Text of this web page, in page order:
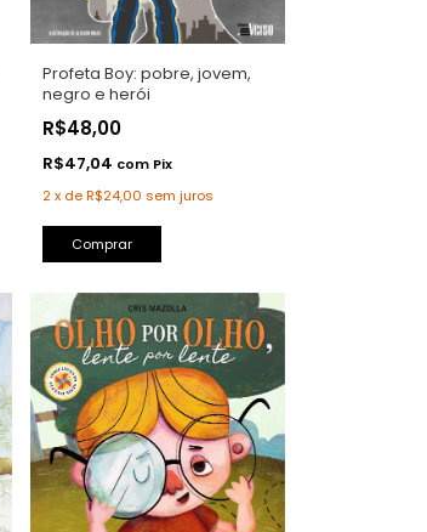
Profeta Boy: pobre, jovem,
negro e herói
R$48,00
R$47,04 com Pix
2x deR$24,00 sem juros
Comprar